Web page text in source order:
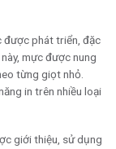
được phát triển, đặc
mực được nung
từng giọt nhỏ.
in trên nhiều loại
giới thiệu, sử dụng